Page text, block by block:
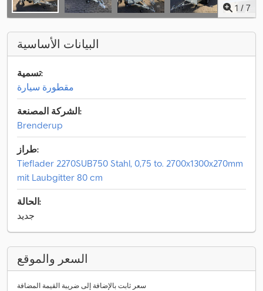
1 / 7
البيانات الأساسية
تسمية:
مقطورة سيارة
الشركة المصنعة:
Brenderup
طراز:
Tieflader 2270SUB750 Stahl, 0,75 to. 2700x1300x270mm
mit Laubgitter 80 cm
الحالة:
جديد
السعر والموقع
سعر ثابت بالإضافة إلى ضريبة القيمة المضافة